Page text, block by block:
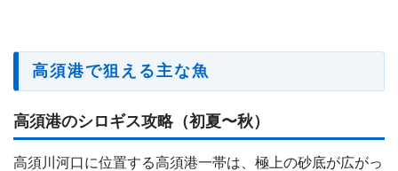
高須港で狙える主な魚
高須港のシロギス攻略（初夏〜秋）
高須川河口に位置する高須港一帯は、極上の砂底が広がっ